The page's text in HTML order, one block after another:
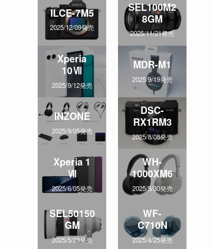
ILCE-7M5
2025/12/09発売
SEL100M2
8GM
2025/11/21発売
Xperia
10Ⅶ
2025/9/12発売
MDR-M1
2025/9/19発売
INZONE
2025/9/05発売
DSC-
RX1RM3
2025/8/08発売
Xperia 1
Ⅶ
2025/6/05発売
WH-
1000XM6
2025/5/30発売
SEL50150
GM
2025/5/23発売
WF-
C710N
2025/4/25発売